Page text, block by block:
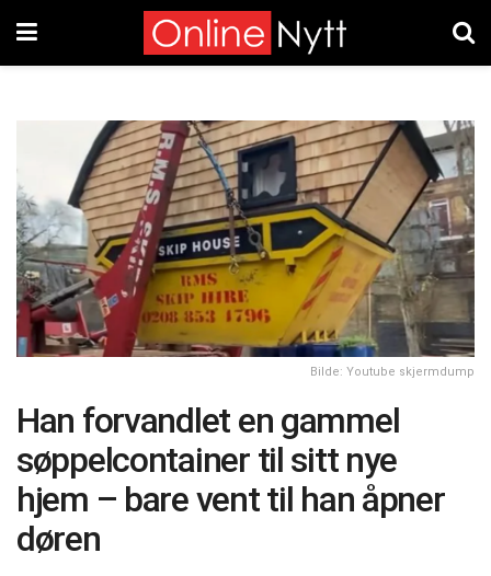
Bilde: Youtube skjermdump
Han forvandlet en gammel
søppelcontainer til sitt nye
hjem – bare vent til han åpner
døren